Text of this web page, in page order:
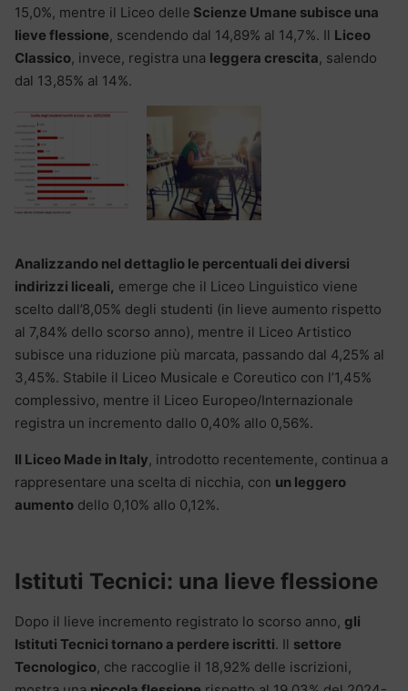
15,0%, mentre il Liceo delle Scienze Umane subisce una
lieve flessione, scendendo dal 14,89% al 14,7%. Il Liceo
Classico, invece, registra una leggera crescita, salendo
dal 13,85% al 14%.
Analizzando nel dettaglio le percentuali dei diversi
indirizzi liceali, emerge che il Liceo Linguistico viene
scelto dall’8,05% degli studenti (in lieve aumento rispetto
al 7,84% dello scorso anno), mentre il Liceo Artistico
subisce una riduzione più marcata, passando dal 4,25% al
3,45%. Stabile il Liceo Musicale e Coreutico con l’1,45%
complessivo, mentre il Liceo Europeo/Internazionale
registra un incremento dallo 0,40% allo 0,56%.
Il Liceo Made in Italy, introdotto recentemente, continua a
rappresentare una scelta di nicchia, con un leggero
aumento dello 0,10% allo 0,12%.
Istituti Tecnici: una lieve flessione
Dopo il lieve incremento registrato lo scorso anno, gli
Istituti Tecnici tornano a perdere iscritti. Il settore
Tecnologico, che raccoglie il 18,92% delle iscrizioni,